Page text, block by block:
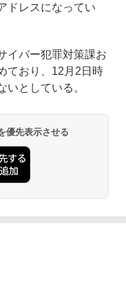
ドレスになってい
イバー犯罪対策課お
ており、12月2日時
いとしている。
優先表示させる